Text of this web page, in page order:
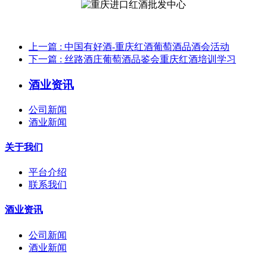
上一篇 : 中国有好酒-重庆红酒葡萄酒品酒会活动
下一篇 : 丝路酒庄葡萄酒品鉴会重庆红酒培训学习
酒业资讯
公司新闻
酒业新闻
关于我们
平台介绍
联系我们
酒业资讯
公司新闻
酒业新闻